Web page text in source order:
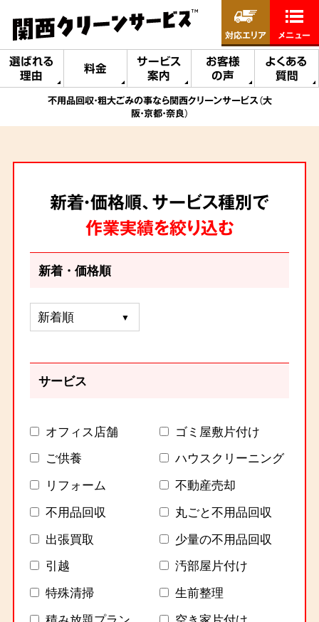
選ばれる
理由
料金
サービス
案内
お客様
の声
よくある
質問
対応エリア メニュー
不用品回収・粗大ごみの事なら関西クリーンサービス（大
阪・京都・奈良）
新着・価格順、サービス種別で
作業実績を絞り込む
新着・価格順
サービス
オフィス店舗
ゴミ屋敷片付け
ご供養
ハウスクリーニング
リフォーム
不動産売却
不用品回収
丸ごと不用品回収
出張買取
少量の不用品回収
引越
汚部屋片付け
特殊清掃
生前整理